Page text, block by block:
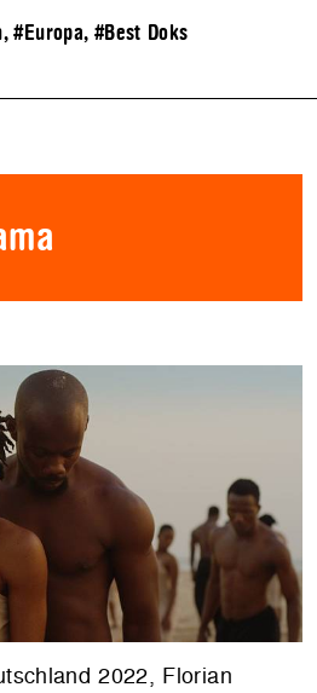
,#Europa, #Best Doks
2022, Florian